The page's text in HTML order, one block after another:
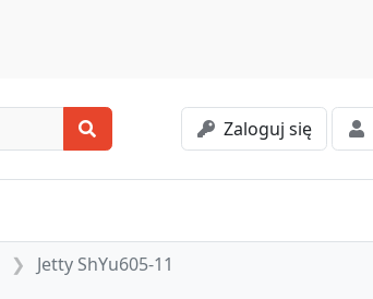
Zaloguj się
Jetty ShYu605-11